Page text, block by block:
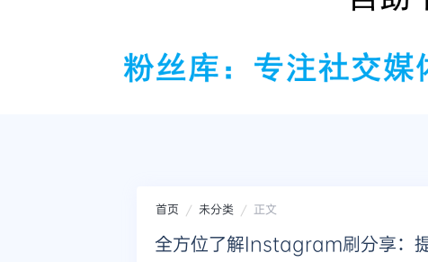
首页 未分类 正文
全方位了解Instagram刷分享：